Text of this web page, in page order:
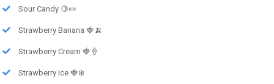
Sour Candy 🍋🍬
Strawberry Banana 🍓🍌
Strawberry Cream 🍓🍦
Strawberry Ice 🍓❄️